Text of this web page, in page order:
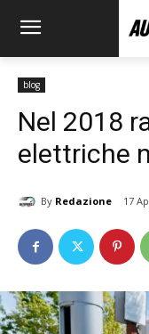
blog
Nel 2018
elettriche
By Redazione 17